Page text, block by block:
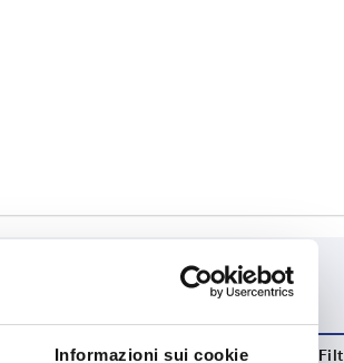
Informazioni sui cookie
Grundkörper